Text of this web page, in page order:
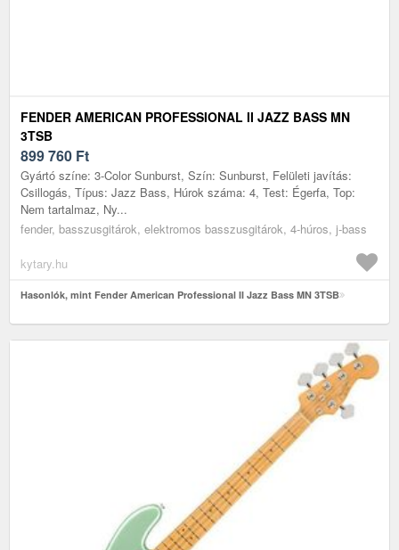
FENDER AMERICAN PROFESSIONAL II JAZZ BASS MN
3TSB
899 760 Ft
Gyártó színe: 3-Color Sunburst, Szín: Sunburst, Felületi javítás:
Csillogás, Típus: Jazz Bass, Húrok száma: 4, Test: Égerfa, Top:
Nem tartalmaz, Ny...
fender, basszusgitárok, elektromos basszusgitárok, 4-húros, j-bass
kytary.hu
Hasonlók, mint Fender American Professional II Jazz Bass MN 3TSB